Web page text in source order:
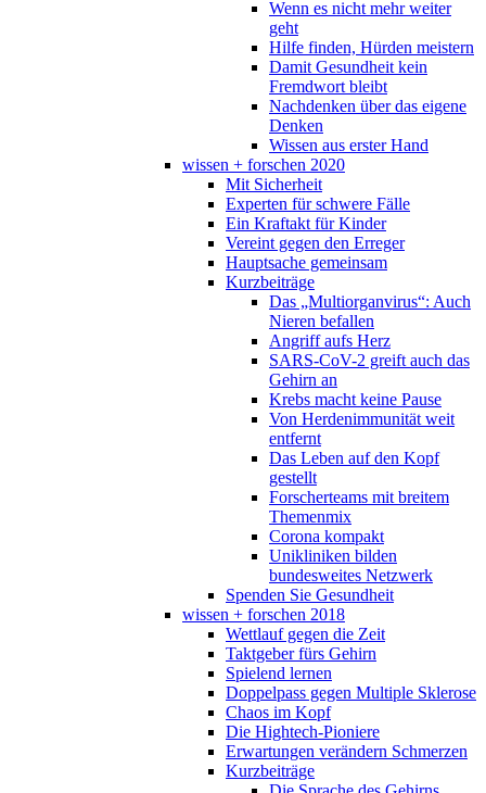
Wenn es nicht mehr weiter
geht
Hilfe finden, Hürden meistern
Damit Gesundheit kein
Fremdwort bleibt
Nachdenken über das eigene
Denken
Wissen aus erster Hand
wissen + forschen 2020
Mit Sicherheit
Experten für schwere Fälle
Ein Kraftakt für Kinder
Vereint gegen den Erreger
Hauptsache gemeinsam
Kurzbeiträge
Das „Multiorganvirus“: Auch
Nieren befallen
Angriff aufs Herz
SARS-CoV-2 greift auch das
Gehirn an
Krebs macht keine Pause
Von Herdenimmunität weit
entfernt
Das Leben auf den Kopf
gestellt
Forscherteams mit breitem
Themenmix
Corona kompakt
Unikliniken bilden
bundesweites Netzwerk
Spenden Sie Gesundheit
wissen + forschen 2018
Wettlauf gegen die Zeit
Taktgeber fürs Gehirn
Spielend lernen
Doppelpass gegen Multiple Sklerose
Chaos im Kopf
Die Hightech-Pioniere
Erwartungen verändern Schmerzen
Kurzbeiträge